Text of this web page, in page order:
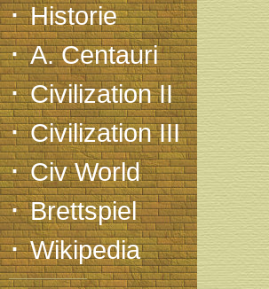
·Historie
·A. Centauri
·Civilization II
·Civilization III
·Civ World
·Brettspiel
·Wikipedia